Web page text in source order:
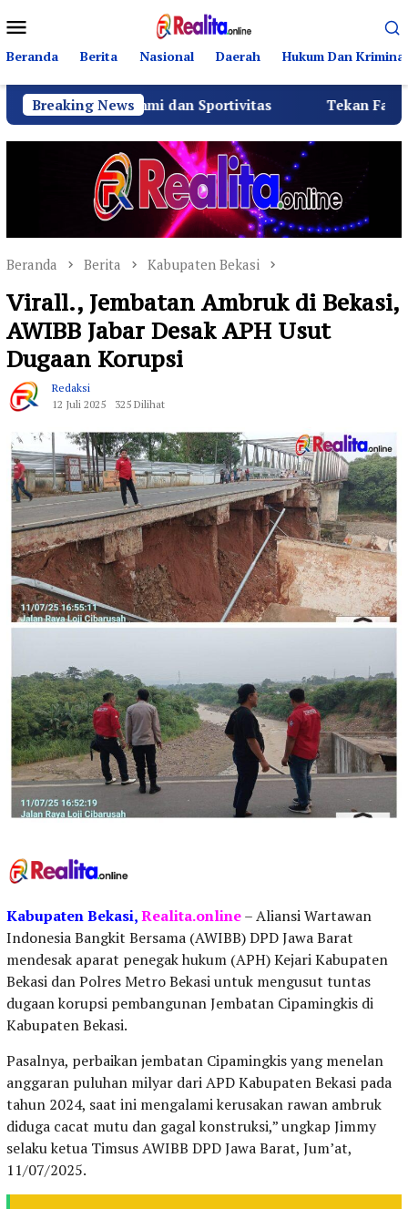
ke
kontenMobile
Beranda Berita Nasional Daerah Hukum Dan Kriminal
Breaking News
dan Sportivitas Tekan Fatalitas
Beranda Berita Kabupaten Bekasi
Virall., Jembatan Ambruk di Bekasi,
AWIBB Jabar Desak APH Usut
Dugaan Korupsi
Redaksi
12 Juli 2025
325 Dilihat
KabupatenBekasi,Realita.online– Aliansi Wartawan
Indonesia Bangkit Bersama (AWIBB) DPD Jawa Barat
mendesak aparat penegak hukum (APH) Kejari Kabupaten
Bekasi dan Polres Metro Bekasi untuk mengusut tuntas
dugaan korupsi pembangunan Jembatan Cipamingkis di
Kabupaten Bekasi.
Pasalnya, perbaikan jembatan Cipamingkis yang menelan
anggaran puluhan milyar dari APD Kabupaten Bekasi pada
tahun 2024, saat ini mengalami kerusakan rawan ambruk
diduga cacat mutu dan gagal konstruksi,” ungkap Jimmy
selaku ketua Timsus AWIBB DPD Jawa Barat, Jum’at,
11/07/2025.